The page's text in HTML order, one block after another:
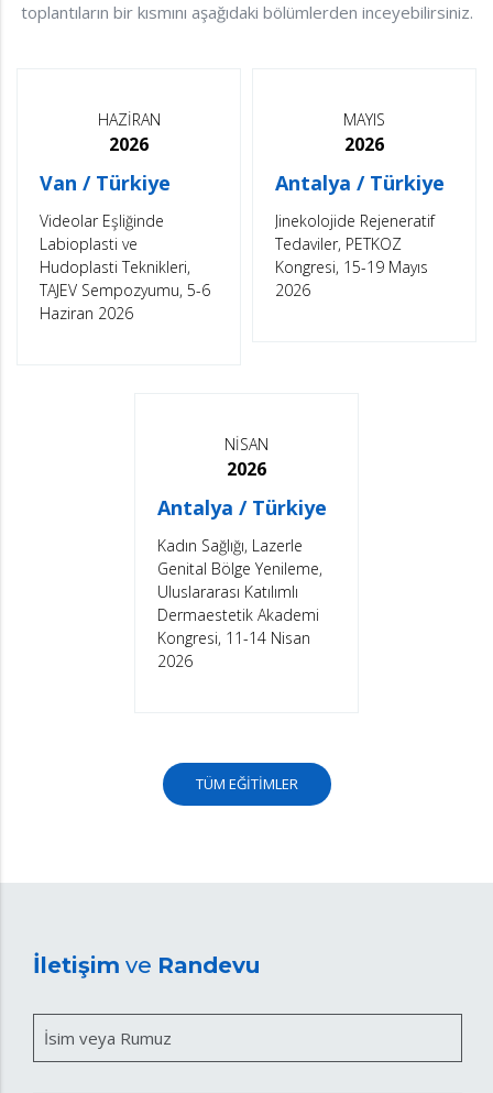
toplantıların bir kısmını aşağıdaki bölümlerden inceyebilirsiniz.
HAZİRAN
2026
Van / Türkiye
Videolar Eşliğinde
Labioplasti ve
Hudoplasti Teknikleri,
TAJEV Sempozyumu, 5-6
Haziran 2026
MAYIS
2026
Antalya / Türkiye
Jinekolojide Rejeneratif
Tedaviler, PETKOZ
Kongresi, 15-19 Mayıs
2026
NİSAN
2026
Antalya / Türkiye
Kadın Sağlığı, Lazerle
Genital Bölge Yenileme,
Uluslararası Katılımlı
Dermaestetik Akademi
Kongresi, 11-14 Nisan
2026
TÜM EĞİTİMLER
İletişim ve Randevu
İsim veya Rumuz